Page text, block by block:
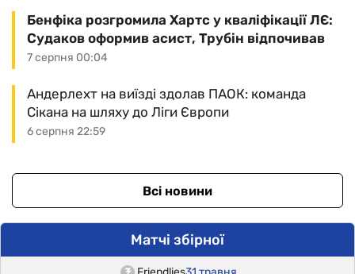
7 серпня 00:04
Бенфіка розгромила Хартс у кваліфікації ЛЄ:
Судаков оформив асист, Трубін відпочивав
6 серпня 22:59
Андерлехт на виїзді здолав ПАОК: команда
Сікана на шляху до Ліги Європи
Всі новини
Матчі збірної